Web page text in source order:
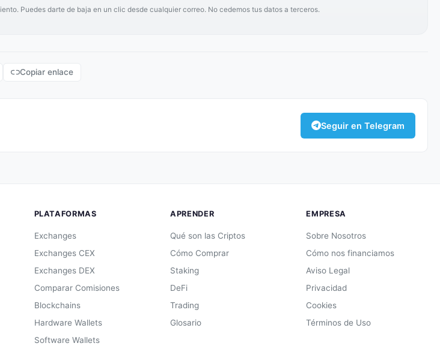
Puedes darte de baja en un clic desde cualquier correo. No cedemos tus datos a terceros.
Copiar enlace
Seguir en Telegram
PLATAFORMAS
Exchanges
Exchanges CEX
Exchanges DEX
Comparar Comisiones
Blockchains
Hardware Wallets
Software Wallets
APRENDER
Qué son las Criptos
Cómo Comprar
Staking
DeFi
Trading
Glosario
EMPRESA
Sobre Nosotros
Cómo nos financiamos
Aviso Legal
Privacidad
Cookies
Términos de Uso